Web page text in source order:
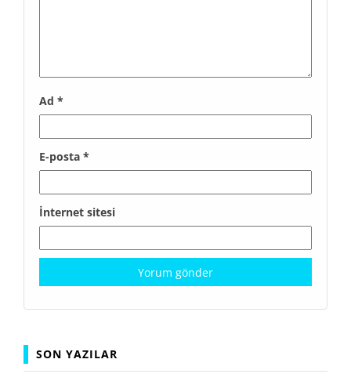
Ad *
E-posta *
İnternet sitesi
SON YAZILAR